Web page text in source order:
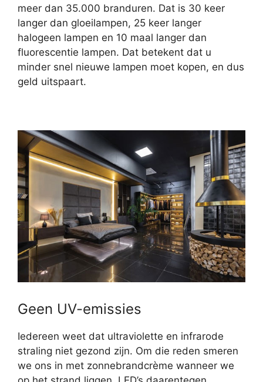
meer dan 35.000 branduren. Dat is 30 keer
langer dan gloeilampen, 25 keer langer
halogeen lampen en 10 maal langer dan
fluorescentie lampen. Dat betekent dat u
minder snel nieuwe lampen moet kopen, en dus
geld uitspaart.
Geen UV-emissies
Iedereen weet dat ultraviolette en infrarode
straling niet gezond zijn. Om die reden smeren
we ons in met zonnebrandcrème wanneer we